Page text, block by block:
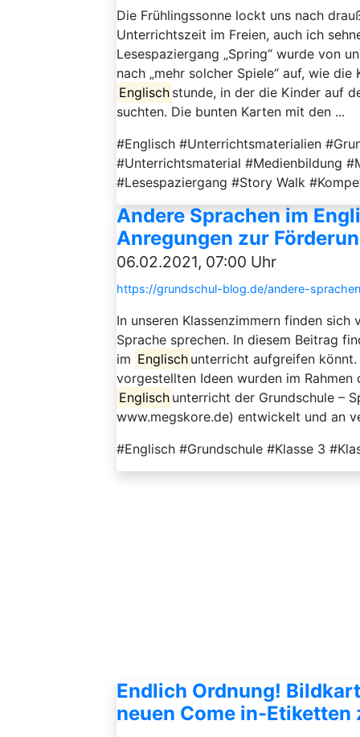
Die Frühlingssonne lockt uns nach
Unterrichtszeit im Freien, auch ich
Lesespaziergang „Spring“ wurde von
nach „mehr solcher Spiele“ auf, wie
Englisch stunde, in der die Kinder auf
suchten. Die bunten Karten mit den ...
#Englisch #Unterrichtsmaterialien
#Unterrichtsmaterial #Medienbildung
#Lesespaziergang #Story Walk
Andere Sprachen im
Anregungen zur
06.02.2021, 07:00 Uhr
https://grundschul-blog.de/andere-
In unseren Klassenzimmern finden
Sprache sprechen. In diesem Beitrag
im Englisch unterricht aufgreifen könnt.
vorgestellten Ideen wurden im
Englisch unterricht der Grundschule –
www.megskore.de) entwickelt und an
#Englisch #Grundschule #Klasse 3
Endlich Ordnung!
neuen Come in-Etiketten